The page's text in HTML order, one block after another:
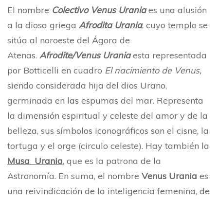
El nombre Colectivo Venus Uraniaes una alusión
a la diosa griega Afrodita Urania, cuyo templo se
sitúa al noroeste del Ágora de
Atenas. Afrodite/Venus Uraniaesta representada
por Botticelli en cuadro El nacimiento de Venus,
siendo considerada hija del dios Urano,
germinada en las espumas del mar. Representa
la dimensión espiritual y celeste del amor y de la
belleza, sus símbolos iconográficos son el cisne, la
tortuga y el orge (circulo celeste). Hay también la
Musa Urania, que es la patrona de la
Astronomía. En suma, el nombre Venus Urania es
una reivindicación de la inteligencia femenina, de